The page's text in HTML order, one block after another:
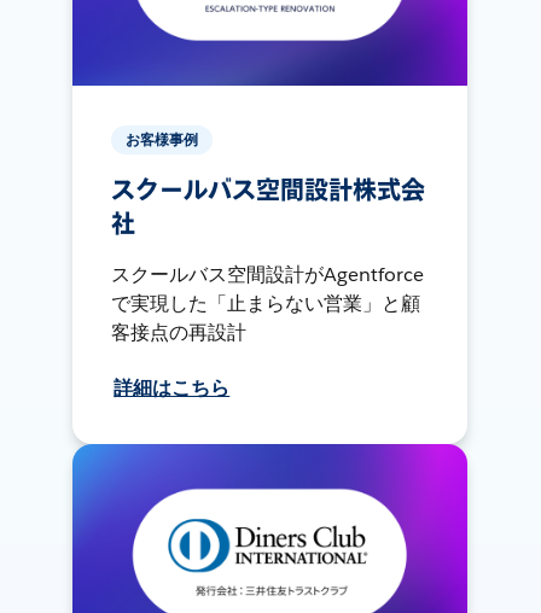
お客様事例
スクールバス空間設計株式会
社
スクールバス空間設計がAgentforce
で実現した「止まらない営業」と顧
客接点の再設計
詳細はこちら